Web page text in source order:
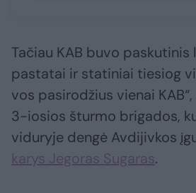
Tačiau KAB buvo paskutinis
pastatai ir statiniai tiesiog
vos pasirodžius vienai
3-iosios šturmo brigados,
viduryje dengė Avdijivkos
karys Jegoras Sugaras.